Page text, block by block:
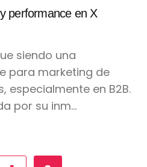
performance en X
siendo una
para marketing de
especialmente en B2B.
por su inm…